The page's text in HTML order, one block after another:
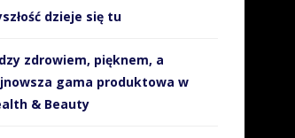
dzieje się tu
zdrowiem, pięknem, a
gama produktowa w
& Beauty